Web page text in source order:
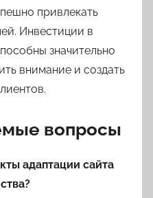
привлекать
Инвестиции в
значительно
внимание и создать
вопросы
адаптации сайтa